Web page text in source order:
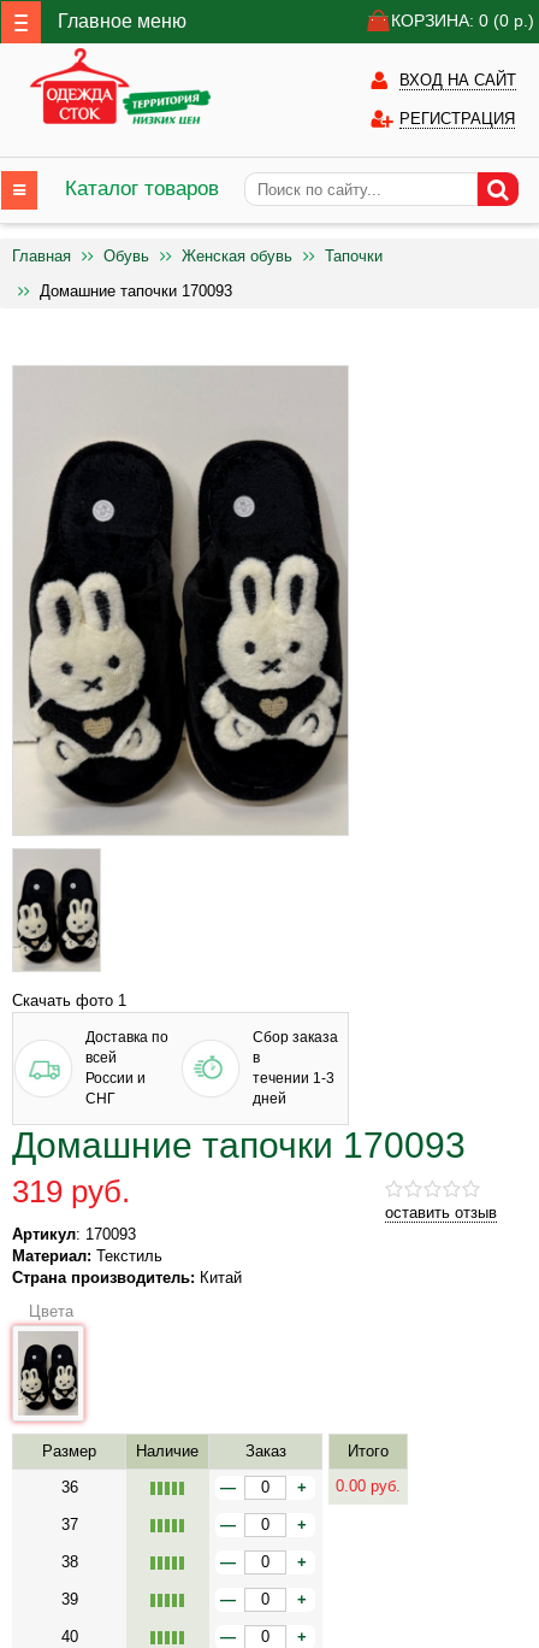
Главное меню КОРЗИНА: 0 (0 р.)
ВХОД НА САЙТ
РЕГИСТРАЦИЯ
Каталог товаров
Главная Обувь Женская обувь
Тапочки
Домашние тапочки 170093
Скачать фото 1
Доставка по
всей
России и
СНГ
Сбор заказа
в
течении 1-3
дней
Домашние тапочки 170093
оставить отзыв
319 руб.
Артикул: 170093
Материал: Текстиль
Страна производитель: Китай
Цвета
Размер Наличие
Заказ
36
— +
37 — +
38 — +
39 — +
40 — +
Итого
0.00 руб.